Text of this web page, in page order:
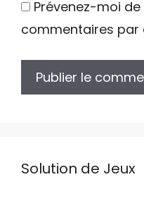
Prévenez-moi
commentaires par
Solution de Jeux